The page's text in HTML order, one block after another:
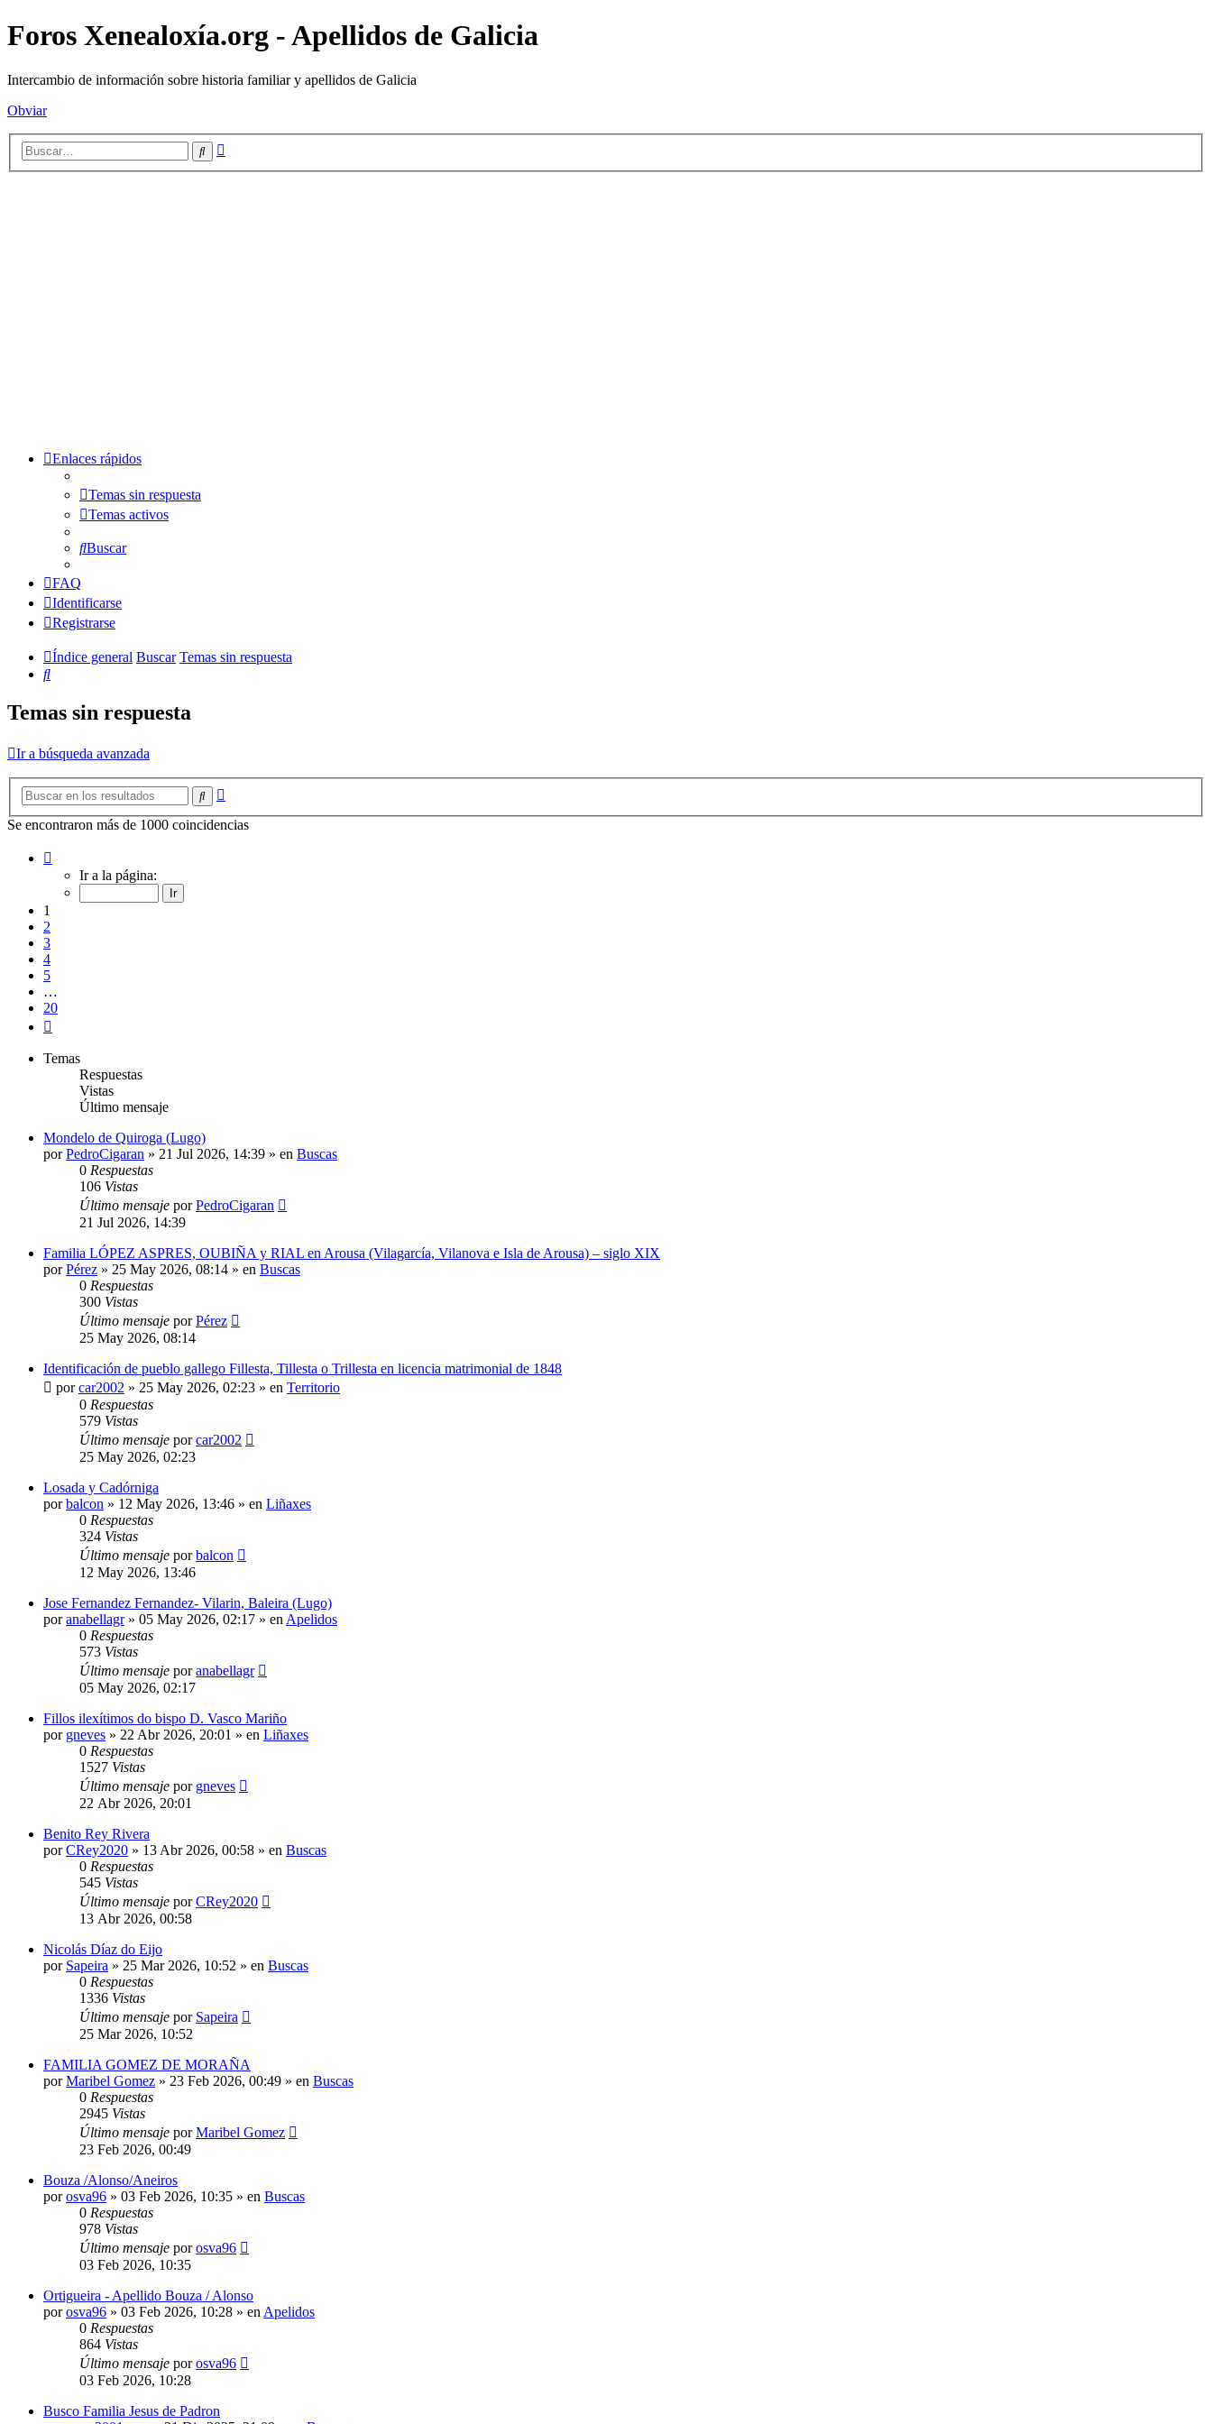
Foros Xenealoxía.org - Apellidos de Galicia
Intercambio de información sobre historia familiar y apellidos de Galicia
Obviar
Buscar
Enlaces rápidos
Temas sin respuesta
Temas activos
Buscar
FAQ
Identificarse
Registrarse
Índice general Buscar Temas sin respuesta
Buscar
Temas sin respuesta
Ir a búsqueda avanzada
Buscar
Se encontraron más de 1000 coincidencias
Ir a la página:
1
2
3
4
5
…
20
Temas
Respuestas
Vistas
Último mensaje
Mondelo de Quiroga (Lugo)
porPedroCigaran » 21 Jul 2026, 14:39 » en Buscas
0 Respuestas
106 Vistas
Último mensaje porPedroCigaran
21 Jul 2026, 14:39
Familia LÓPEZ ASPRES, OUBIÑA y RIAL en Arousa (Vilagarcía, Vilanova e Isla de Arousa) – siglo XIX
porPérez » 25 May 2026, 08:14 » en Buscas
0 Respuestas
300 Vistas
Último mensaje porPérez
25 May 2026, 08:14
Identificación de pueblo gallego Fillesta, Tillesta o Trillesta en licencia matrimonial de 1848
porcar2002 » 25 May 2026, 02:23 » en Territorio
0 Respuestas
579 Vistas
Último mensaje porcar2002
25 May 2026, 02:23
Losada y Cadórniga
porbalcon » 12 May 2026, 13:46 » en Liñaxes
0 Respuestas
324 Vistas
Último mensaje porbalcon
12 May 2026, 13:46
Jose Fernandez Fernandez- Vilarin, Baleira (Lugo)
poranabellagr» 05 May 2026, 02:17 » en Apelidos
0 Respuestas
573 Vistas
Último mensaje poranabellagr
05 May 2026, 02:17
Fillos ilexítimos do bispo D. Vasco Mariño
por gneves » 22 Abr 2026, 20:01 » en Liñaxes
0 Respuestas
1527 Vistas
Último mensaje por gneves
22 Abr 2026, 20:01
Benito Rey Rivera
porCRey2020 » 13 Abr 2026, 00:58 » en Buscas
0 Respuestas
545 Vistas
Último mensaje porCRey2020
13 Abr 2026, 00:58
Nicolás Díaz do Eijo
por Sapeira » 25 Mar 2026, 10:52 » en Buscas
0 Respuestas
1336 Vistas
Último mensaje por Sapeira
25 Mar 2026, 10:52
FAMILIA GOMEZ DE MORAÑA
porMaribel Gomez » 23 Feb 2026, 00:49 » en Buscas
0 Respuestas
2945 Vistas
Último mensaje porMaribel Gomez
23 Feb 2026, 00:49
Bouza /Alonso/Aneiros
porosva96 » 03 Feb 2026, 10:35 » en Buscas
0 Respuestas
978 Vistas
Último mensaje porosva96
03 Feb 2026, 10:35
Ortigueira - Apellido Bouza / Alonso
porosva96 » 03 Feb 2026, 10:28 » en Apelidos
0 Respuestas
864 Vistas
Último mensaje porosva96
03 Feb 2026, 10:28
Busco Familia Jesus de Padron